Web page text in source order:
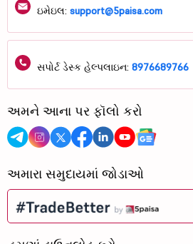
ઇમેઇલ: support@5paisa.com
સપોર્ટ ડેસ્ક હેલ્પલાઇન: 8976689766
અમને આના પર ફૉલો કરો
અમારા સમુદાયમાં જોડાઓ